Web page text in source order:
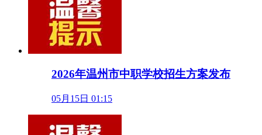
2026年温州市中职学校招生方案发布
05月15日 01:15